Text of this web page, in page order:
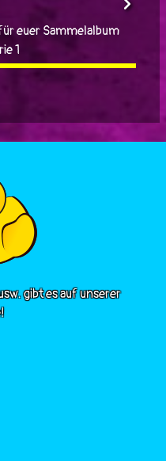
euer Sammelalbum
1
gibt es auf unserer